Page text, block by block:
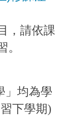
，請依課
」均為學
下學期)